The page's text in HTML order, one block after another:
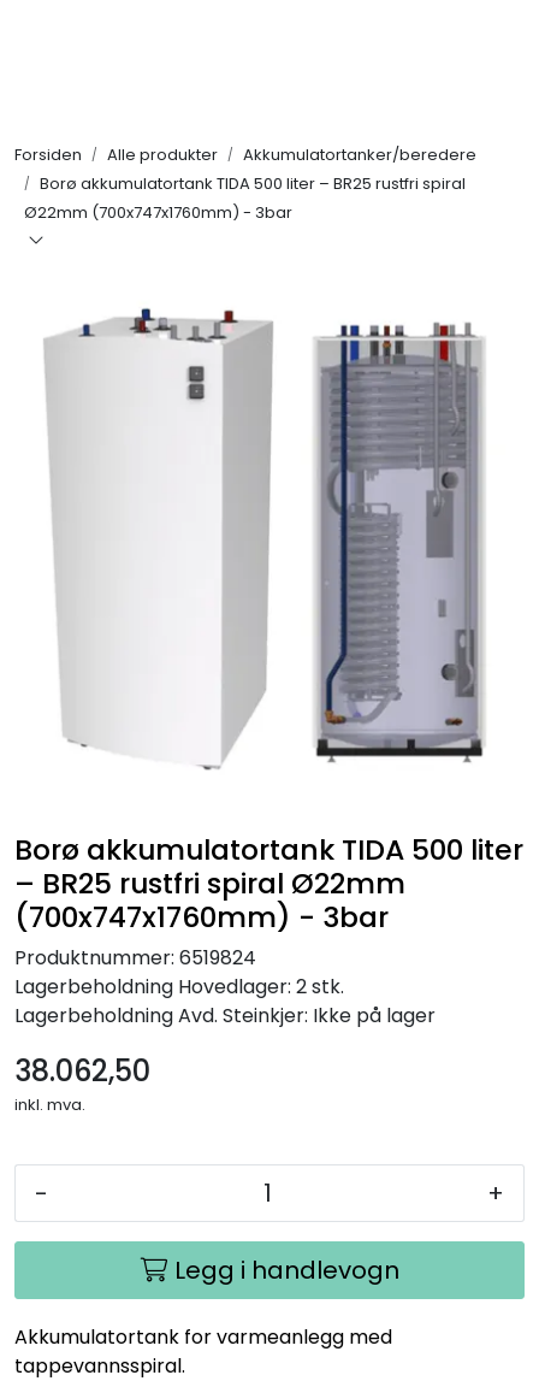
Forsiden Alle produkter
Akkumulatortanker/beredere
Borø akkumulatortank TIDA 500 liter – BR25 rustfri spiral
Ø22mm (700x747x1760mm) - 3bar
Borø akkumulatortank TIDA 500 liter
– BR25 rustfri spiral Ø22mm
(700x747x1760mm) - 3bar
Produktnummer: 6519824
Lagerbeholdning Hovedlager: 2 stk.
LagerbeholdningAvd. Steinkjer: Ikke på lager
38.062,50
inkl. mva.
- +
Legg i handlevogn
Akkumulatortank for varmeanlegg med
tappevannsspiral.
KAMPANJER
Kontakt Oss
Outlet